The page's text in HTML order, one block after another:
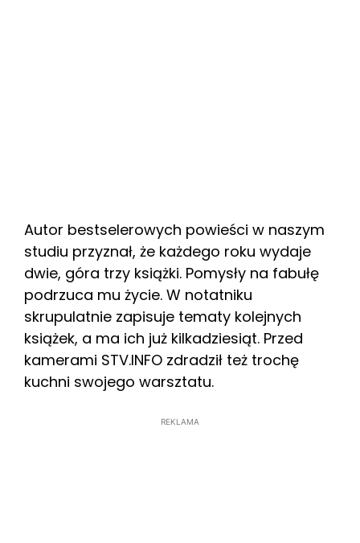
Autor bestselerowych powieści w naszym
studiu przyznał, że każdego roku wydaje
dwie, góra trzy książki. Pomysły na fabułę
podrzuca mu życie. W notatniku
skrupulatnie zapisuje tematy kolejnych
książek, a ma ich już kilkadziesiąt. Przed
kamerami STV.INFO zdradził też trochę
kuchni swojego warsztatu.
REKLAMA